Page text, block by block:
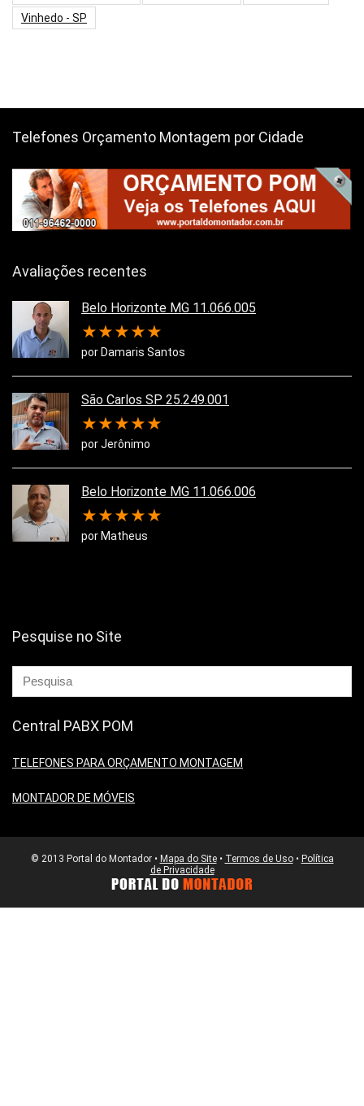
Vinhedo - SP
Telefones Orçamento Montagem por Cidade
Avaliações recentes
Belo Horizonte MG 11.066.005
★★★★★
por Damaris Santos
São Carlos SP 25.249.001
★★★★★
por Jerônimo
Belo Horizonte MG 11.066.006
★★★★★
por Matheus
Pesquise no Site
Central PABX POM
TELEFONES PARA ORÇAMENTO MONTAGEM
MONTADOR DE MÓVEIS
© 2013 Portal do Montador • Mapa do Site• Termos de Uso• Política
de Privacidade